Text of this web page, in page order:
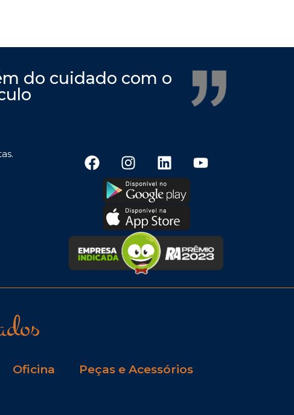
do cuidado com o
Oficina Peças e Acessórios